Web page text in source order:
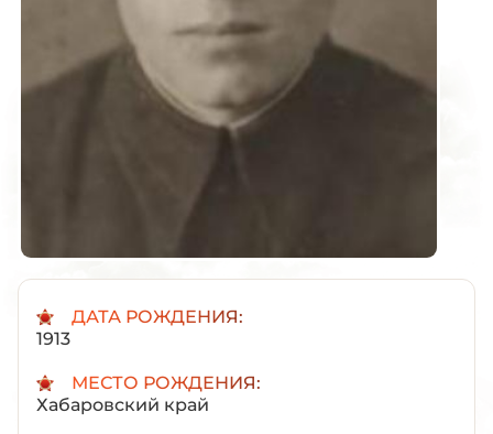
ДАТА РОЖДЕНИЯ:
1913
МЕСТО РОЖДЕНИЯ:
Хабаровский край